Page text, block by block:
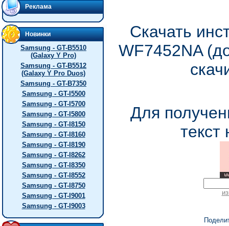
Реклама
Новинки
Samsung - GT-B5510
(Galaxy Y Pro)
Samsung - GT-B5512
(Galaxy Y Pro Duos)
Samsung - GT-B7350
Samsung - GT-I5500
Samsung - GT-I5700
Samsung - GT-I5800
Samsung - GT-I8150
Samsung - GT-I8160
Samsung - GT-I8190
Samsung - GT-I8262
Samsung - GT-I8350
Samsung - GT-I8552
Samsung - GT-I8750
Samsung - GT-I9001
Samsung - GT-I9003
Скачать
WF7452NA
Для
текст